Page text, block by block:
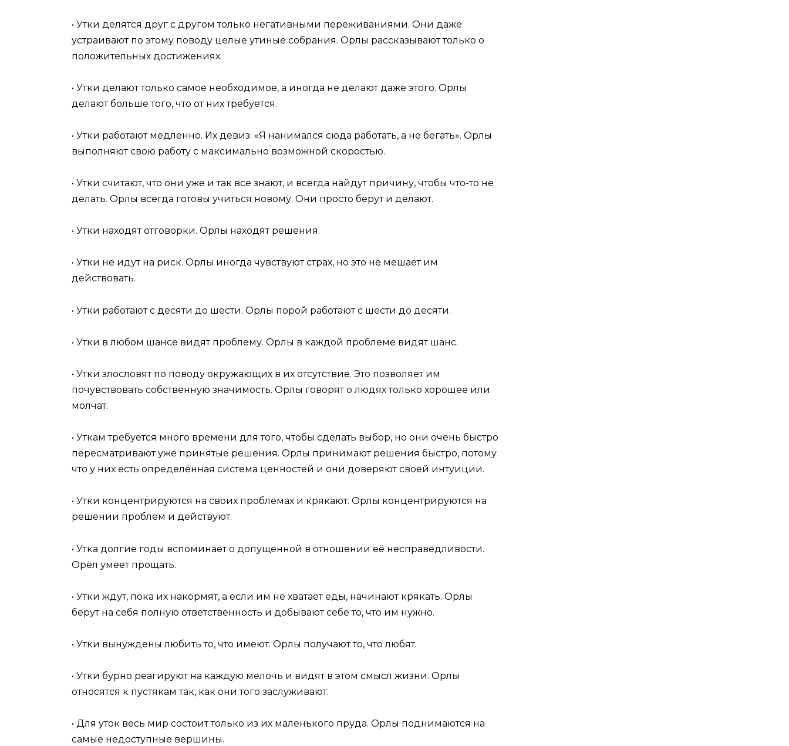
• Утки делятся друг с другом только негативными переживаниями. Они даже
устраивают по этому поводу целые утиные собрания. Орлы рассказывают только о
положительных достижениях.
• Утки делают только самое необходимое, а иногда не делают даже этого. Орлы
делают больше того, что от них требуется.
• Утки работают медленно. Их девиз: «Я нанимался сюда работать, а не бегать». Орлы
выполняют свою работу с максимально возможной скоростью.
• Утки считают, что они уже и так все знают, и всегда найдут причину, чтобы что-то не
делать. Орлы всегда готовы учиться новому. Они просто берут и делают.
• Утки находят отговорки. Орлы находят решения.
• Утки не идут на риск. Орлы иногда чувствуют страх, но это не мешает им
действовать.
• Утки работают с десяти до шести. Орлы порой работают с шести до десяти.
• Утки в любом шансе видят проблему. Орлы в каждой проблеме видят шанс.
• Утки злословят по поводу окружающих в их отсутствие. Это позволяет им
почувствовать собственную значимость. Орлы говорят о людях только хорошее или
молчат.
• Уткам требуется много времени для того, чтобы сделать выбор, но они очень быстро
пересматривают уже принятые решения. Орлы принимают решения быстро, потому
что у них есть определённая система ценностей и они доверяют своей интуиции.
• Утки концентрируются на своих проблемах и крякают. Орлы концентрируются на
решении проблем и действуют.
• Утка долгие годы вспоминает о допущенной в отношении её несправедливости.
Орёл умеет прощать.
• Утки ждут, пока их накормят, а если им не хватает еды, начинают крякать. Орлы
берут на себя полную ответственность и добывают себе то, что им нужно.
• Утки вынуждены любить то, что имеют. Орлы получают то, что любят.
• Утки бурно реагируют на каждую мелочь и видят в этом смысл жизни. Орлы
относятся к пустякам так, как они того заслуживают.
• Для уток весь мир состоит только из их маленького пруда. Орлы поднимаются на
самые недоступные вершины.